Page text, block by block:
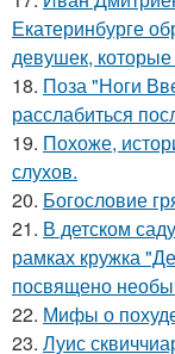
Екатеринбурге
девушек,
18. Поза "Ноги
расслабиться
19. Похоже,
слухов.
20. Богословие
21. В детском
рамках кружка
посвящено
22. Мифы о
23. Луис